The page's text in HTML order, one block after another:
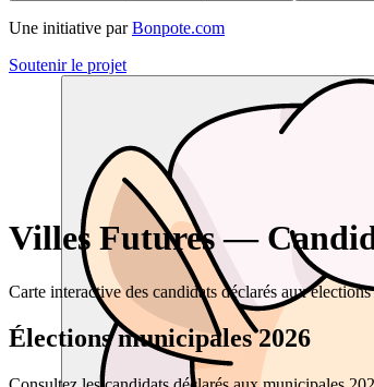
Une initiative par Bonpote.com
Soutenir le projet
Villes Futures —
Carte interactive des candidats déclarés aux
Élections municipales 2026